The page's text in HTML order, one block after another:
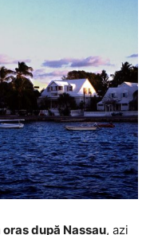
după Nassau, azi